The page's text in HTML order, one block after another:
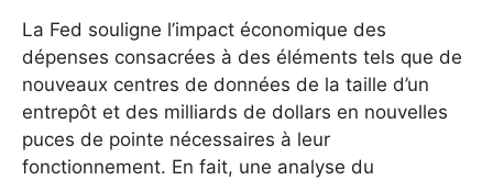
La Fed souligne l’impact économique des
dépenses consacrées à des éléments tels que de
nouveaux centres de données de la taille d’un
entrepôt et des milliards de dollars en nouvelles
puces de pointe nécessaires à leur
fonctionnement. En fait, une analyse du